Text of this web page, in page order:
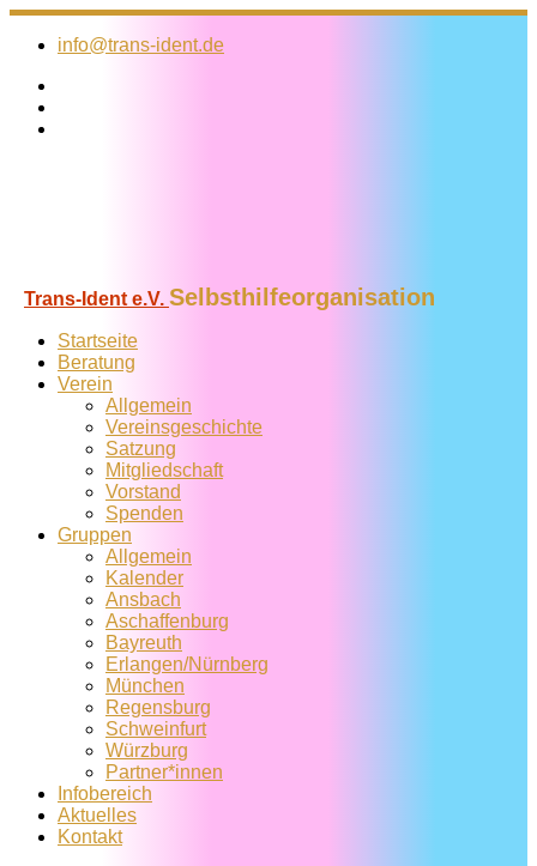
Zum
Inhalt
info@trans-ident.de
Trans-Ident e.V. Selbsthilfeorganisation
Startseite
Beratung
Verein
Allgemein
Vereins­geschichte
Satzung
Mitglied­schaft
Vorstand
Spenden
Gruppen
Allgemein
Kalender
Ansbach
Aschaffenburg
Bayreuth
Erlangen/Nürnberg
München
Regensburg
Schweinfurt
Würzburg
Partner*innen
Infobereich
Aktuelles
Kontakt